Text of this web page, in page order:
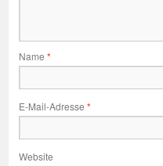
Name *
E-Mail-Adresse *
Website